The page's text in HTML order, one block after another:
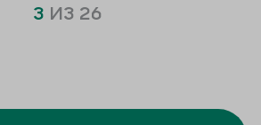
3 ИЗ 26